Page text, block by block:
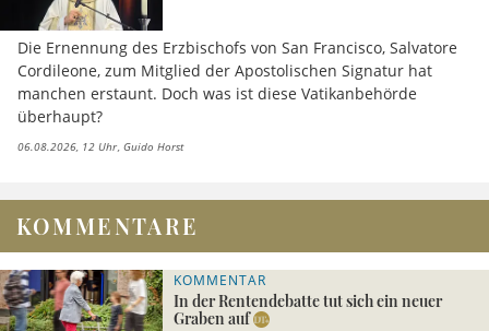
Die Ernennung des Erzbischofs von San Francisco, Salvatore
Cordileone, zum Mitglied der Apostolischen Signatur hat
manchen erstaunt. Doch was ist diese Vatikanbehörde
überhaupt?
06.08.2026, 12 Uhr Guido Horst
KOMMENTARE
KOMMENTAR
In der Rentendebatte tut sich ein neuer
Graben auf